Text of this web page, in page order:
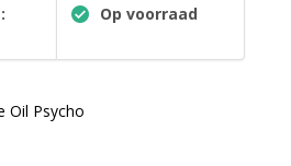
Op voorraad
Oil Psycho